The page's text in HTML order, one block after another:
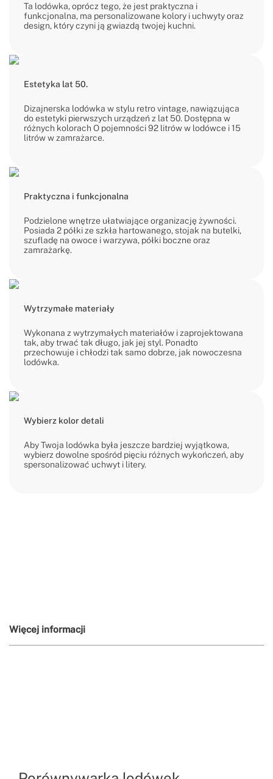
Ta lodówka, oprócz tego, że jest praktyczna i
funkcjonalna, ma personalizowane kolory i uchwyty oraz
design, który czyni ją gwiazdą twojej kuchni.
Estetyka lat 50.
Dizajnerska lodówka w stylu retro vintage, nawiązująca
do estetyki pierwszych urządzeń z lat 50. Dostępna w
różnych kolorach O pojemności 92 litrów w lodówce i 15
litrów w zamrażarce.
Praktyczna i funkcjonalna
Podzielone wnętrze ułatwiające organizację żywności.
Posiada 2 półki ze szkła hartowanego, stojak na butelki,
szufladę na owoce i warzywa, półki boczne oraz
zamrażarkę.
Wytrzymałe materiały
Wykonana z wytrzymałych materiałów i zaprojektowana
tak, aby trwać tak długo, jak jej styl. Ponadto
przechowuje i chłodzi tak samo dobrze, jak nowoczesna
lodówka.
Wybierz kolor detali
Aby Twoja lodówka była jeszcze bardziej wyjątkowa,
wybierz dowolne spośród pięciu różnych wykończeń, aby
spersonalizować uchwyt i litery.
Więcej informacji